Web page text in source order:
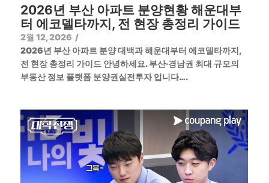
2026년 부산 아파트 분양현황 해운대부
터 에코델타까지, 전 현장 총정리 가이드
2월 12, 2026 /
2026년 부산 아파트 분양 대백과 해운대부터 에코델타까지,
전 현장 총정리 가이드 안녕하세요. 부산·경남권 최대 규모의
부동산 정보 플랫폼 분양권실전투자 입니다….